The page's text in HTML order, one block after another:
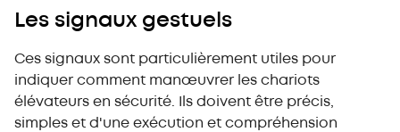
Les signaux gestuels
Ces signaux sont particulièrement utiles pour
indiquer comment manœuvrer les chariots
élévateurs en sécurité. Ils doivent être précis,
simples et d'une exécution et compréhension